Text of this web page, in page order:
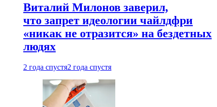
Виталий Милонов заверил,
что запрет идеологии чайлдфри
«никак не отразится» на бездетных
людях
2 года спустя2 года спустя